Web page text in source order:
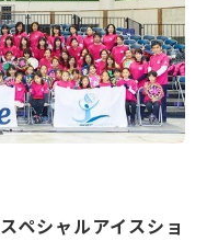
シャルアイスショ